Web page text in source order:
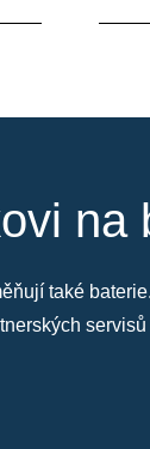
na
také